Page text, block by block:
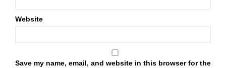
Website
Save my name, email, and website in this browser for the